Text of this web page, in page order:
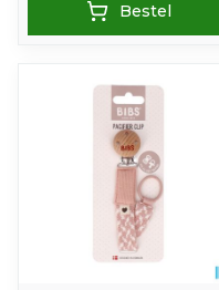
Bestel